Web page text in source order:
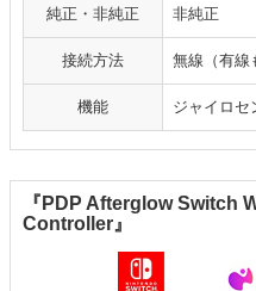
純正・非純正 非純正
接続方法 無線（有線
機能 ジャイロセ
『PDP Afterglow Switch
Controller』